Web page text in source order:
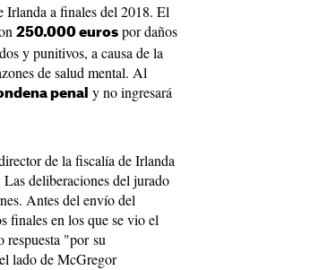
Irlanda a finales del 2018. El
250.000 euros por daños
y punitivos, a causa de la
de salud mental. Al
penal y no ingresará
de la fiscalía de Irlanda
deliberaciones del jurado
Antes del envío del
finales en los que se vio el
"por su
lado de McGregor